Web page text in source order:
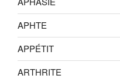
APHTE
APPÉTIT
ARTHRITE